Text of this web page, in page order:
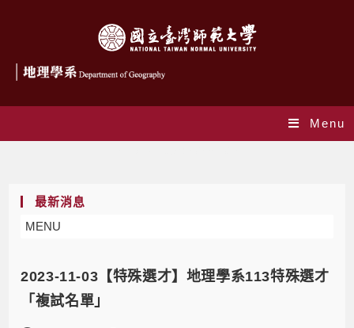
Menu
最新消息
MENU
2023-11-03【特殊選才】地理學系113特殊選才
「複試名單」